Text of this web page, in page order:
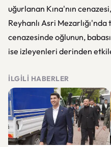
uğurlanan Kına'nın
Reyhanlı Asri
cenazesinde oğlunun,
ise izleyenleri derinden
İLGILI HABERLER